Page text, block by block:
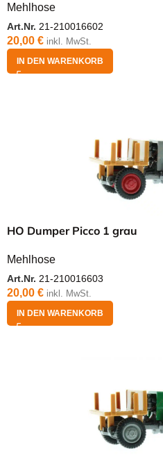
Mehlhose
Art.Nr. 21-210016602
20,00 € inkl. MwSt.
IN DEN WARENKORB
HO Dumper Picco 1 grau
Mehlhose
Art.Nr. 21-210016603
20,00 € inkl. MwSt.
IN DEN WARENKORB